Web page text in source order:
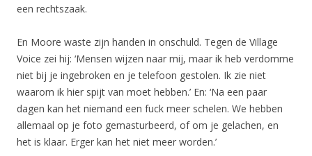
een rechtszaak.
En Moore waste zijn handen in onschuld. Tegen de Village
Voice zei hij: ‘Mensen wijzen naar mij, maar ik heb verdomme
niet bij je ingebroken en je telefoon gestolen. Ik zie niet
waarom ik hier spijt van moet hebben.’ En: ‘Na een paar
dagen kan het niemand een fuck meer schelen. We hebben
allemaal op je foto gemasturbeerd, of om je gelachen, en
het is klaar. Erger kan het niet meer worden.’